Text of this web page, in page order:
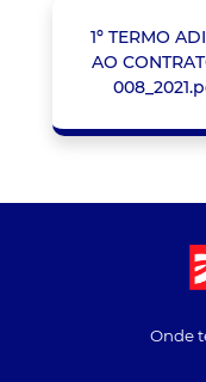
1º TERMO
AO
Onde